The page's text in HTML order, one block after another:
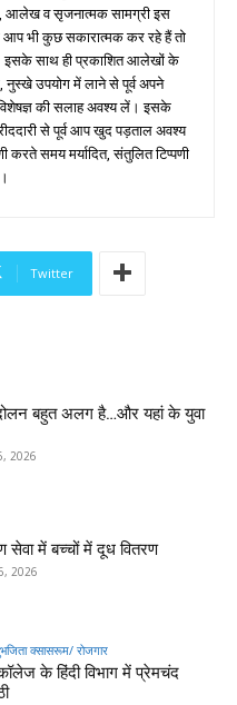
आलेख व सृजनात्मक सामग्री इस
आप भी कुछ सकारात्मक कर रहे हैं तो
इसके साथ ही प्रकाशित आलेखों के
उपयोग में लाने से पूर्व अपने
विशेषज्ञ की सलाह अवश्य लें। इसके
से पूर्व आप खुद पड़ताल अवश्य
समय मर्यादित, संतुलित टिप्पणी
Twitter
बहुत अलग है…और यहां के युवा
2026
सेवा में बच्चों में दूध वितरण
2026
क्सासरूम/ रोजगार
कॉलेज के हिंदी विभाग में प्रेमचंद